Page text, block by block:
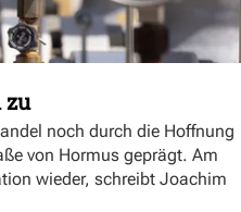
zu
noch durch die Hoffnung
von Hormus geprägt. Am
wieder, schreibt Joachim